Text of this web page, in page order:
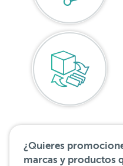
¿Quieres
marcas y productos